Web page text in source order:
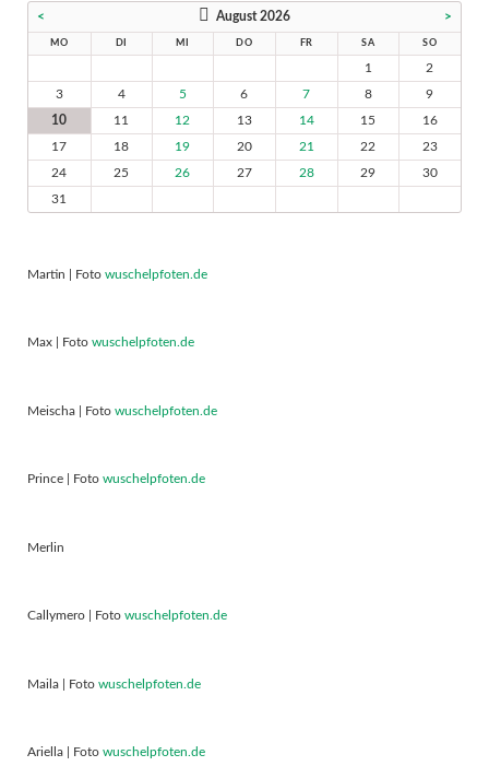
< August 2026 >
MO DI MI DO FR SA SO
1
2
3
4 5 6 7 8
9
10
11 12 13 14 15
16
17
18 19 20 21 22
23
24
25 26 27 28 29
30
31
Martin | Foto wuschelpfoten.de
Max | Foto wuschelpfoten.de
Meischa | Foto wuschelpfoten.de
Prince | Foto wuschelpfoten.de
Merlin
Callymero | Foto wuschelpfoten.de
Maila | Foto wuschelpfoten.de
Ariella | Foto wuschelpfoten.de